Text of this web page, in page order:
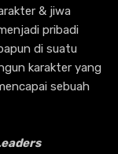
& jiwa
pribadi
di suatu
karakter yang
sebuah